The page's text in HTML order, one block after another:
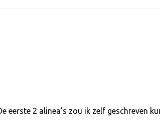
2 alinea’s zou ik zelf geschreven